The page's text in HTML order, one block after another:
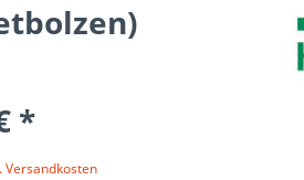
*
Versandkosten